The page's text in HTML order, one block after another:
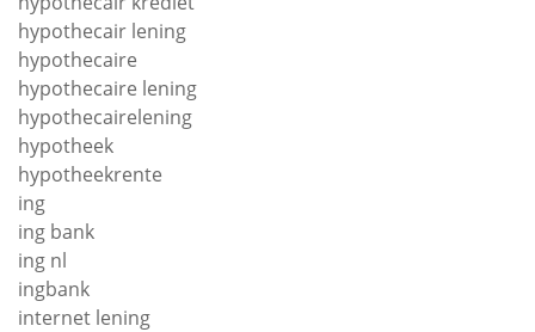
hypothecair lening
hypothecaire
hypothecaire lening
hypothecairelening
hypotheek
hypotheekrente
ing
ing bank
ing nl
ingbank
internet lening